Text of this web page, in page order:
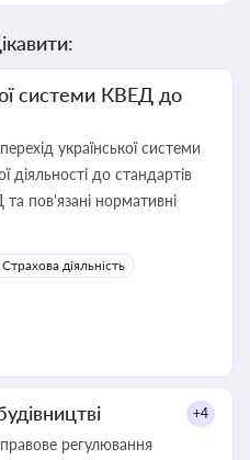
системи КВЕД до
української системи
діяльності до стандартів
пов'язані нормативні
Страхова діяльність
+4
регулювання